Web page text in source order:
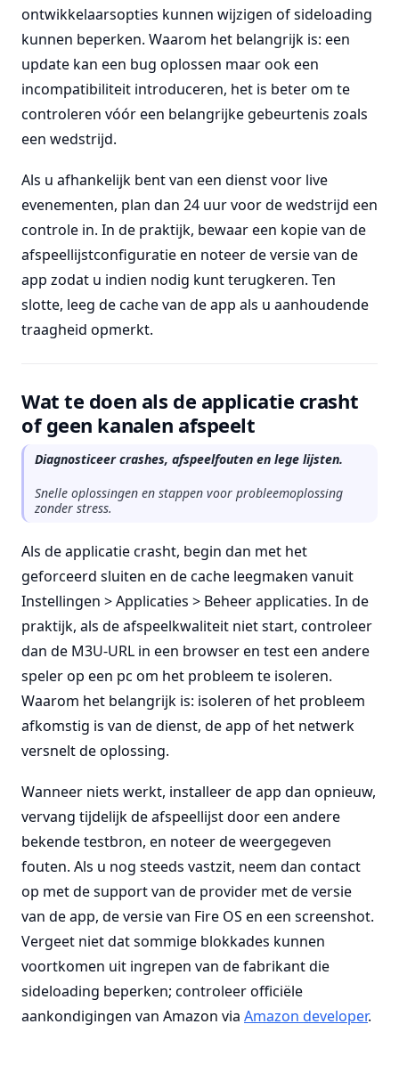
ontwikkelaarsopties kunnen wijzigen of sideloading
kunnen beperken. Waarom het belangrijk is: een
update kan een bug oplossen maar ook een
incompatibiliteit introduceren, het is beter om te
controleren vóór een belangrijke gebeurtenis zoals
een wedstrijd.
Als u afhankelijk bent van een dienst voor live
evenementen, plan dan 24 uur voor de wedstrijd een
controle in. In de praktijk, bewaar een kopie van de
afspeellijstconfiguratie en noteer de versie van de
app zodat u indien nodig kunt terugkeren. Ten
slotte, leeg de cache van de app als u aanhoudende
traagheid opmerkt.
Wat te doen als de applicatie crasht
of geen kanalen afspeelt
Diagnosticeer crashes, afspeelfouten en lege lijsten.
Snelle oplossingen en stappen voor probleemoplossing
zonder stress.
Als de applicatie crasht, begin dan met het
geforceerd sluiten en de cache leegmaken vanuit
Instellingen > Applicaties > Beheer applicaties. In de
praktijk, als de afspeelkwaliteit niet start, controleer
dan de M3U-URL in een browser en test een andere
speler op een pc om het probleem te isoleren.
Waarom het belangrijk is: isoleren of het probleem
afkomstig is van de dienst, de app of het netwerk
versnelt de oplossing.
Wanneer niets werkt, installeer de app dan opnieuw,
vervang tijdelijk de afspeellijst door een andere
bekende testbron, en noteer de weergegeven
fouten. Als u nog steeds vastzit, neem dan contact
op met de support van de provider met de versie
van de app, de versie van Fire OS en een screenshot.
Vergeet niet dat sommige blokkades kunnen
voortkomen uit ingrepen van de fabrikant die
sideloading beperken; controleer officiële
aankondigingen van Amazon via Amazon developer.